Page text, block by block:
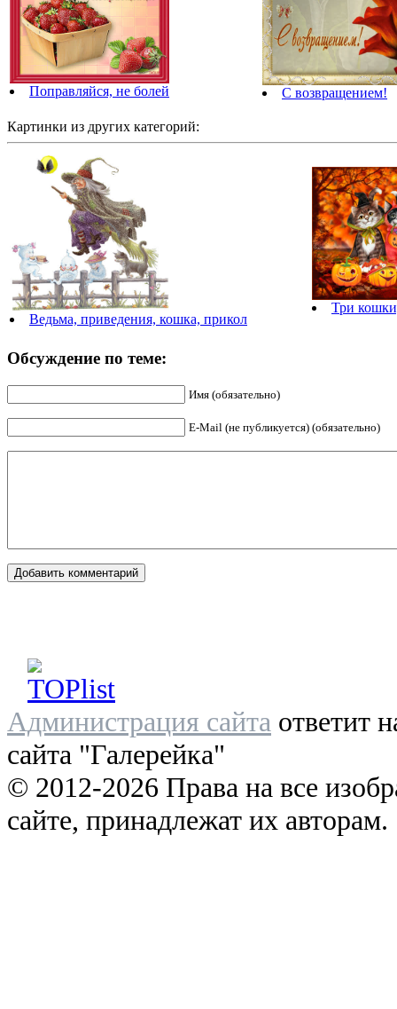
Поправляйся, не болей С возвращением!
Картинки из других категорий:
Ведьма, приведения, кошка, прикол
Три
Обсуждение по теме:
Имя (обязательно)
E-Mail (не публикуется) (обязательно)
Администрация сайта ответит
сайта "Галерейка"
© 2012-2026 Права на все
сайте, принадлежат их авторам.